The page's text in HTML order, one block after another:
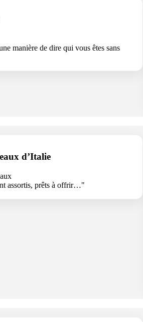
manière de dire qui vous êtes sans
d’Italie
assortis, prêts à offrir…"